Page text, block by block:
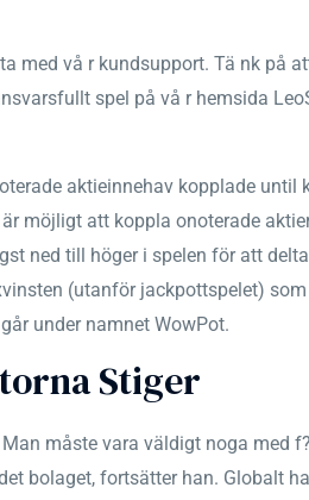
med vå r kundsupport. Tä nk på
spel på vå r hemsida
aktieinnehav kopplade until
möjligt att koppla onoterade
ned till höger i spelen för att
(utanför jackpottspelet)
under namnet WowPot.
Stiger
måste vara väldigt noga med
bolaget, fortsätter han. Globalt